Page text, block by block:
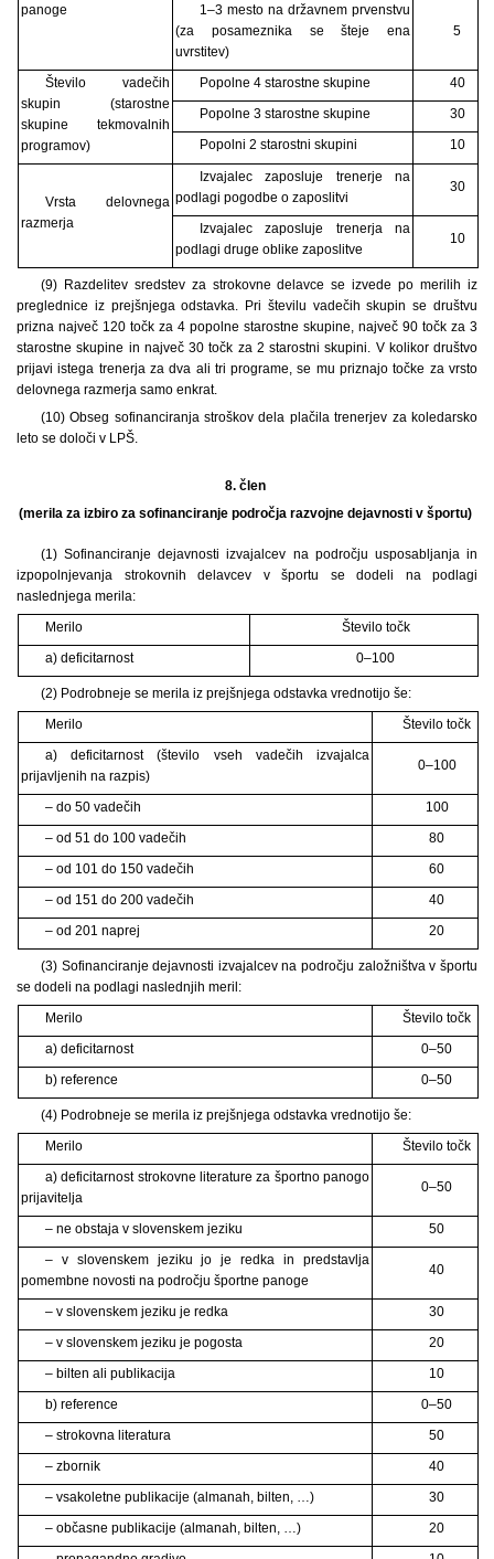
panoge
1–3 mesto na državnem prvenstvu
(za posameznika se šteje ena
uvrstitev)
5
Število vadečih
skupin (starostne
skupine tekmovalnih
programov)
Popolne 4 starostne skupine
40
Popolne 3 starostne skupine
30
Popolni 2 starostni skupini
10
Vrsta delovnega
razmerja
Izvajalec zaposluje trenerje na
podlagi pogodbe o zaposlitvi
30
Izvajalec zaposluje trenerja na
podlagi druge oblike zaposlitve
10
(9) Razdelitev sredstev za strokovne delavce se izvede po merilih iz
preglednice iz prejšnjega odstavka. Pri številu vadečih skupin se društvu
prizna največ 120 točk za 4 popolne starostne skupine, največ 90 točk za 3
starostne skupine in največ 30 točk za 2 starostni skupini. V kolikor društvo
prijavi istega trenerja za dva ali tri programe, se mu priznajo točke za vrsto
delovnega razmerja samo enkrat.
(10) Obseg sofinanciranja stroškov dela plačila trenerjev za koledarsko
leto se določi v LPŠ.
8. člen
(merila za izbiro za sofinanciranje področja razvojne dejavnosti v športu)
(1) Sofinanciranje dejavnosti izvajalcev na področju usposabljanja in
izpopolnjevanja strokovnih delavcev v športu se dodeli na podlagi
naslednjega merila:
Merilo
Število točk
a) deficitarnost
0–100
(2) Podrobneje se merila iz prejšnjega odstavka vrednotijo še:
Merilo
Število točk
a) deficitarnost (število vseh vadečih izvajalca
prijavljenih na razpis)
0–100
– do 50 vadečih
100
– od 51 do 100 vadečih
80
– od 101 do 150 vadečih
60
– od 151 do 200 vadečih
40
– od 201 naprej
20
(3) Sofinanciranje dejavnosti izvajalcev na področju založništva v športu
se dodeli na podlagi naslednjih meril:
Merilo
Število točk
a) deficitarnost
0–50
b) reference
0–50
(4) Podrobneje se merila iz prejšnjega odstavka vrednotijo še:
Merilo
Število točk
a) deficitarnost strokovne literature za športno panogo
prijavitelja
0–50
– ne obstaja v slovenskem jeziku
50
– v slovenskem jeziku jo je redka in predstavlja
pomembne novosti na področju športne panoge
40
– v slovenskem jeziku je redka
30
– v slovenskem jeziku je pogosta
20
– bilten ali publikacija
10
b) reference
0–50
– strokovna literatura
50
– zbornik
40
– vsakoletne publikacije (almanah, bilten, …)
30
– občasne publikacije (almanah, bilten, …)
20